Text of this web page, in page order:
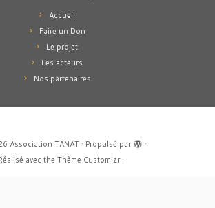
Accueil
Faire un Don
Le projet
Les acteurs
Nos partenaires
Association TANAT· Propulsé par
·
avec the Thème Customizr·